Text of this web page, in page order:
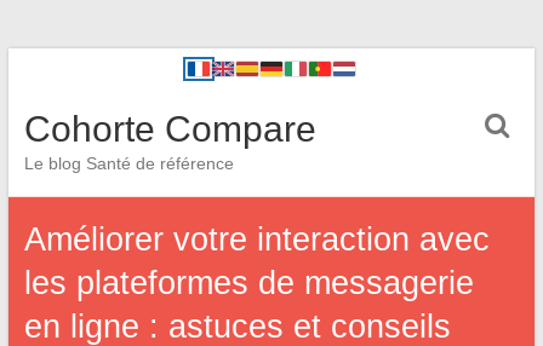
Cohorte Compare
Le blog Santé de référence
Améliorer votre interaction avec
les plateformes de messagerie
en ligne : astuces et conseils